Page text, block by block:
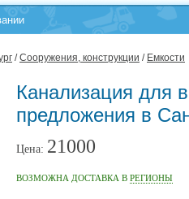
/Сооружения, конструкции / Емкости
Канализация для
предложения в
Цена: 21000
ВОЗМОЖНА ДОСТАВКА В РЕГИОНЫ